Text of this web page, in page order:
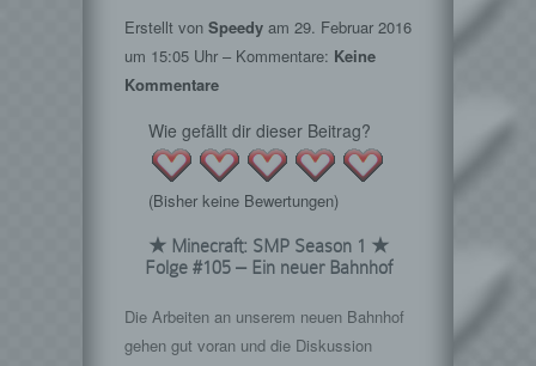
Erstellt von Speedy am 29. Februar 2016
um 15:05 Uhr – Kommentare: Keine
Kommentare
Wie gefällt dir dieser Beitrag?
(Bisher keine Bewertungen)
★ Minecraft: SMP Season 1 ★
Folge #105 – Ein neuer Bahnhof
Die Arbeiten an unserem neuen Bahnhof
gehen gut voran und die Diskussion